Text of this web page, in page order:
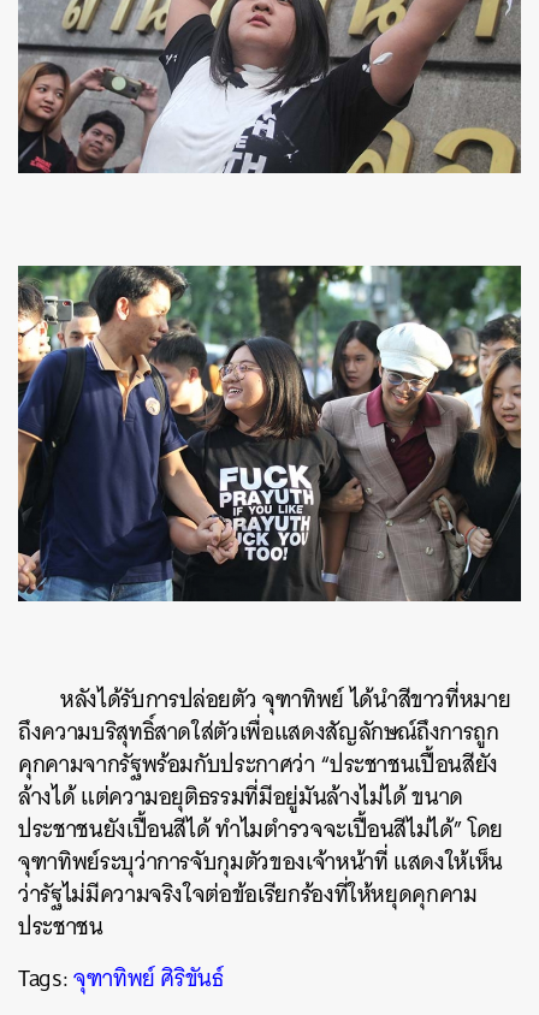
หลังได้รับการปล่อยตัว จุฑาทิพย์ ได้นำสีขาวที่หมาย
ถึงความบริสุทธิ์สาดใส่ตัวเพื่อแสดงสัญลักษณ์ถึงการถูก
คุกคามจากรัฐพร้อมกับประกาศว่า “ประชาชนเปื้อนสียัง
ล้างได้ แต่ความอยุติธรรมที่มีอยู่มันล้างไม่ได้ ขนาด
ประชาชนยังเปื้อนสีได้ ทำไมตำรวจจะเปื้อนสีไม่ได้” โดย
จุฑาทิพย์ระบุว่าการจับกุมตัวของเจ้าหน้าที่ แสดงให้เห็น
ว่ารัฐไม่มีความจริงใจต่อข้อเรียกร้องที่ให้หยุดคุกคาม
ประชาชน
Tags:จุฑาทิพย์ ศิริขันธ์